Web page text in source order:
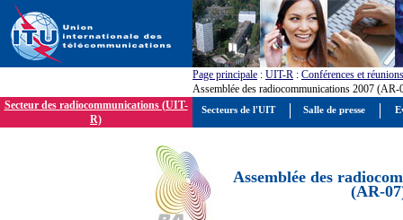
Page principale : UIT-R : Conférences et réunions
Assemblée des radiocommunications 2007 (AR-
Secteur des radiocommunications (UIT-
R)
Assemblée des
(AR-
Secteurs de l'UIT Salle de presse